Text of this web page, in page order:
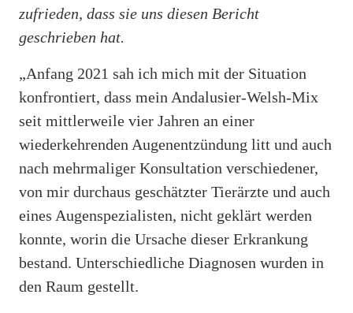
zufrieden, dass sie uns diesen Bericht
geschrieben hat.
„Anfang 2021 sah ich mich mit der Situation
konfrontiert, dass mein Andalusier-Welsh-Mix
seit mittlerweile vier Jahren an einer
wiederkehrenden Augenentzündung litt und auch
nach mehrmaliger Konsultation verschiedener,
von mir durchaus geschätzter Tierärzte und auch
eines Augenspezialisten, nicht geklärt werden
konnte, worin die Ursache dieser Erkrankung
bestand. Unterschiedliche Diagnosen wurden in
den Raum gestellt.